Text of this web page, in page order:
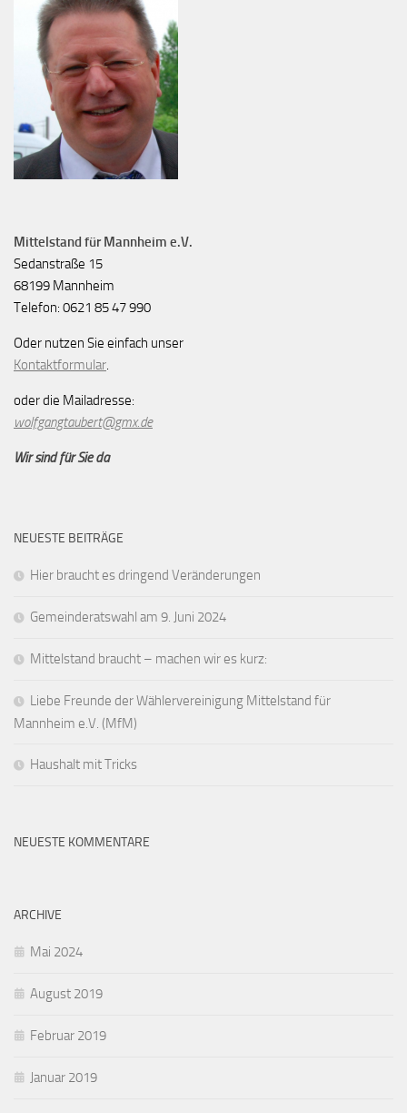
Mittelstand für Mannheim e.V.
Sedanstraße 15
68199 Mannheim
Telefon: 0621 85 47 990
Oder nutzen Sie einfach unser
Kontaktformular.
oder die Mailadresse:
wolfgangtaubert@gmx.de
Wir sind für Sie da
NEUESTE BEITRÄGE
Hier braucht es dringend Veränderungen
Gemeinderatswahl am 9. Juni 2024
Mittelstand braucht – machen wir es kurz:
Liebe Freunde der Wählervereinigung Mittelstand für
Mannheim e.V. (MfM)
Haushalt mit Tricks
NEUESTE KOMMENTARE
ARCHIVE
Mai 2024
August 2019
Februar 2019
Januar 2019